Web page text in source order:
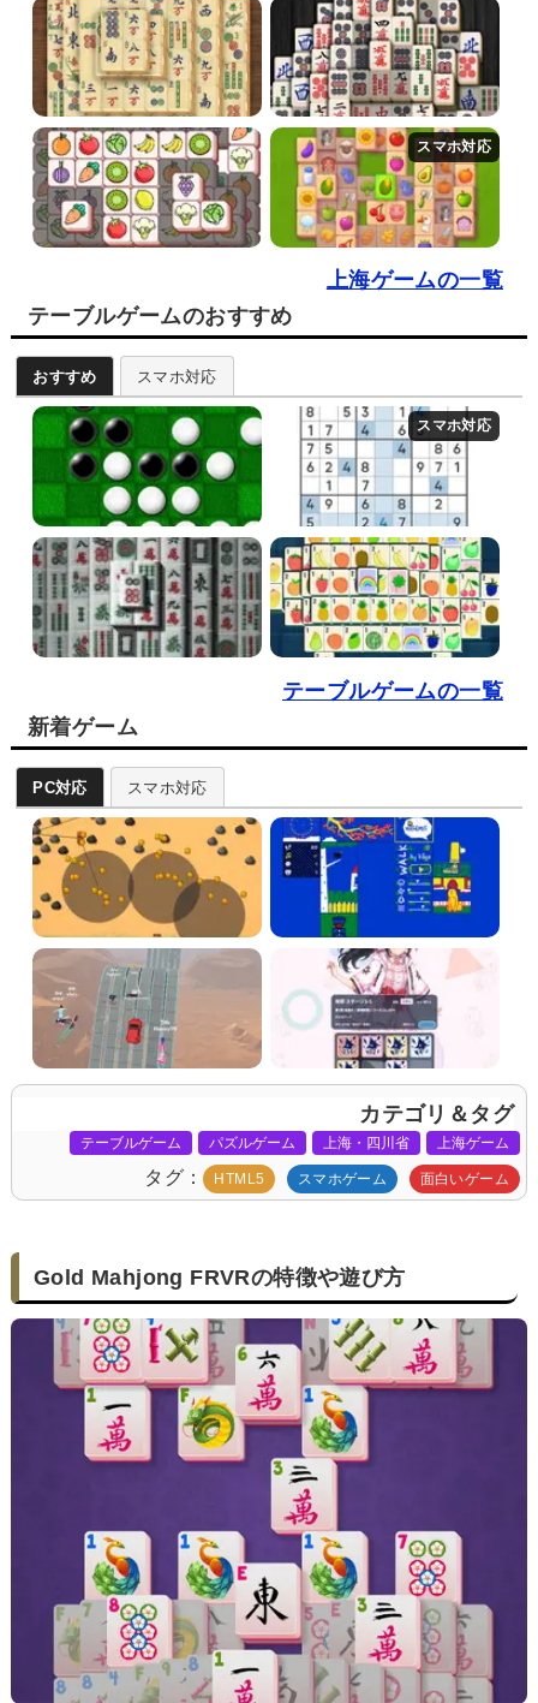
上海ゲームの一覧
テーブルゲームのおすすめ
おすすめ スマホ対応
テーブルゲームの一覧
新着ゲーム
PC対応 スマホ対応
カテゴリ＆タグ
テーブルゲーム パズルゲーム 上海・四川省 上海ゲーム
タグ HTML5 スマホゲーム 面白いゲーム
Gold Mahjong FRVRの特徴や遊び方